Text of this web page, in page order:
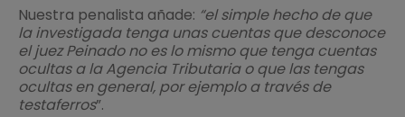
Nuestra penalista añade: “el simple hecho de que
la investigada tenga unas cuentas que desconoce
el juez Peinado no es lo mismo que tenga cuentas
ocultas a la Agencia Tributaria o que las tengas
ocultas en general, por ejemplo a través de
testaferros”.